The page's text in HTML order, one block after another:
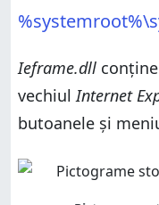
Ieframe.dll
vechiul Internet
butoanele și